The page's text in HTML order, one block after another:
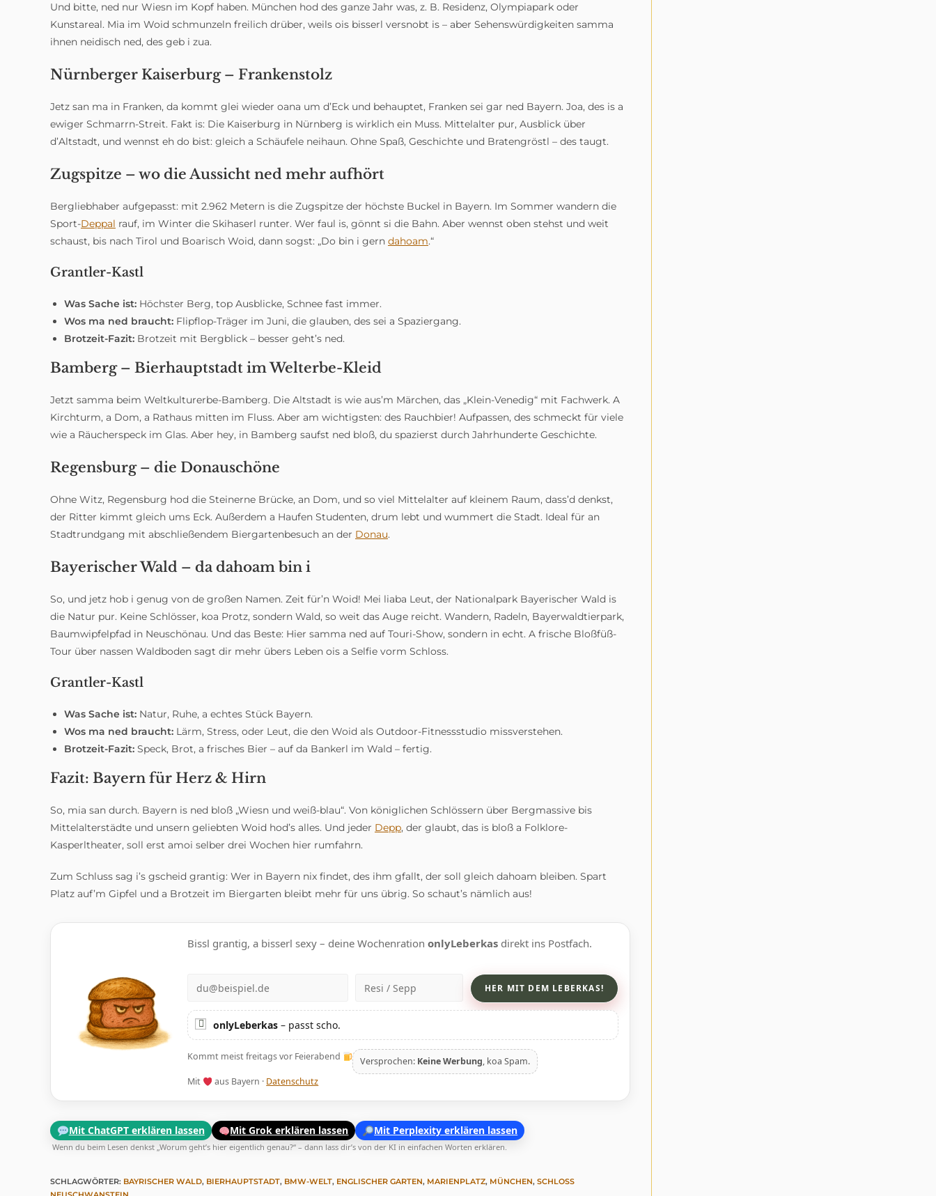
Und bitte, ned nur Wiesn im Kopf haben. München hod des ganze Jahr was, z. B. Residenz, Olympiapark oder
Kunstareal. Mia im Woid schmunzeln freilich drüber, weils ois bisserl versnobt is – aber Sehenswürdigkeiten samma
ihnen neidisch ned, des geb i zua.
Nürnberger Kaiserburg – Frankenstolz
Jetz san ma in Franken, da kommt glei wieder oana um d’Eck und behauptet, Franken sei gar ned Bayern. Joa, des is a
ewiger Schmarrn-Streit. Fakt is: Die Kaiserburg in Nürnberg is wirklich ein Muss. Mittelalter pur, Ausblick über
d’Altstadt, und wennst eh do bist: gleich a Schäufele neihaun. Ohne Spaß, Geschichte und Bratengröstl – des taugt.
Zugspitze – wo die Aussicht ned mehr aufhört
Bergliebhaber aufgepasst: mit 2.962 Metern is die Zugspitze der höchste Buckel in Bayern. Im Sommer wandern die
Sport-Deppal rauf, im Winter die Skihaserl runter. Wer faul is, gönnt si die Bahn. Aber wennst oben stehst und weit
schaust, bis nach Tirol und Boarisch Woid, dann sogst: „Do bin i gern dahoam.“
Grantler-Kastl
Was Sache ist: Höchster Berg, top Ausblicke, Schnee fast immer.
Wos ma ned braucht: Flipflop-Träger im Juni, die glauben, des sei a Spaziergang.
Brotzeit-Fazit: Brotzeit mit Bergblick – besser geht’s ned.
Bamberg – Bierhauptstadt im Welterbe-Kleid
Jetzt samma beim Weltkulturerbe-Bamberg. Die Altstadt is wie aus’m Märchen, das „Klein-Venedig“ mit Fachwerk. A
Kirchturm, a Dom, a Rathaus mitten im Fluss. Aber am wichtigsten: des Rauchbier! Aufpassen, des schmeckt für viele
wie a Räucherspeck im Glas. Aber hey, in Bamberg saufst ned bloß, du spazierst durch Jahrhunderte Geschichte.
Regensburg – die Donauschöne
Ohne Witz, Regensburg hod die Steinerne Brücke, an Dom, und so viel Mittelalter auf kleinem Raum, dass’d denkst,
der Ritter kimmt gleich ums Eck. Außerdem a Haufen Studenten, drum lebt und wummert die Stadt. Ideal für an
Stadtrundgang mit abschließendem Biergartenbesuch an der Donau.
Bayerischer Wald – da dahoam bin i
So, und jetz hob i genug von de großen Namen. Zeit für’n Woid! Mei liaba Leut, der Nationalpark Bayerischer Wald is
die Natur pur. Keine Schlösser, koa Protz, sondern Wald, so weit das Auge reicht. Wandern, Radeln, Bayerwaldtierpark,
Baumwipfelpfad in Neuschönau. Und das Beste: Hier samma ned auf Touri-Show, sondern in echt. A frische Bloßfüß-
Tour über nassen Waldboden sagt dir mehr übers Leben ois a Selfie vorm Schloss.
Grantler-Kastl
Was Sache ist: Natur, Ruhe, a echtes Stück Bayern.
Wos ma ned braucht: Lärm, Stress, oder Leut, die den Woid als Outdoor-Fitnessstudio missverstehen.
Brotzeit-Fazit: Speck, Brot, a frisches Bier – auf da Bankerl im Wald – fertig.
Fazit: Bayern für Herz & Hirn
So, mia san durch. Bayern is ned bloß „Wiesn und weiß-blau“. Von königlichen Schlössern über Bergmassive bis
Mittelalterstädte und unsern geliebten Woid hod’s alles. Und jeder Depp, der glaubt, das is bloß a Folklore-
Kasperltheater, soll erst amoi selber drei Wochen hier rumfahrn.
Zum Schluss sag i’s gscheid grantig: Wer in Bayern nix findet, des ihm gfallt, der soll gleich dahoam bleiben. Spart
Platz auf’m Gipfel und a Brotzeit im Biergarten bleibt mehr für uns übrig. So schaut’s nämlich aus!
Bissl grantig, a bisserl sexy – deine Wochenration onlyLeberkas direkt ins Postfach.
E-Mail Name
onlyLeberkas – passt scho.
Kommt meist freitags vor Feierabend Versprochen: Keine Werbung, koa Spam.
Mit
aus Bayern · Datenschutz
Mit ChatGPT erklären lassen Mit Grok erklären lassen Mit Perplexity erklären lassen
Wenn du beim Lesen denkst „Worum geht’s hier eigentlich genau?“ – dann lass dir’s von der KI in einfachen Worten erklären.
SCHLAGWÖRTER: BAYRISCHER WALD, BIERHAUPTSTADT, BMW-WELT, ENGLISCHER GARTEN, MARIENPLATZ, MÜNCHEN, SCHLOSS